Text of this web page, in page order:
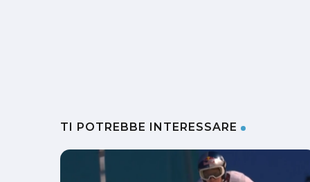
TI POTREBBE INTERESSARE